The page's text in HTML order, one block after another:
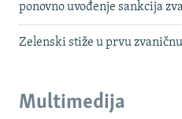
ponovno uvođenje sankcija
Zelenski stiže u prvu
Multimedija